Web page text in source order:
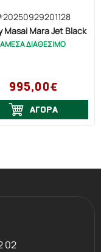
και
και των
Masai Mara Jet Black
ΑΜΕΣΑ ΔΙΑΘΕΣΙΜΟ
995,00€
ΑΓΟΡΑ
02